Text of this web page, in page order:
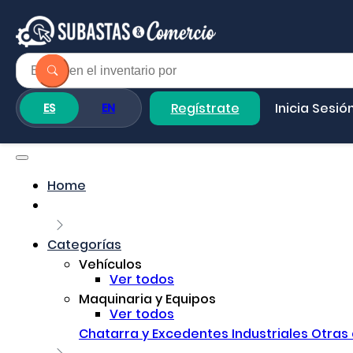
ES EN Regístrate Inicia
Home
Categorías
Vehículos
Ver todos
Maquinaria y Equipos
Ver todos
Chatarra y Excedentes Industriales Otras